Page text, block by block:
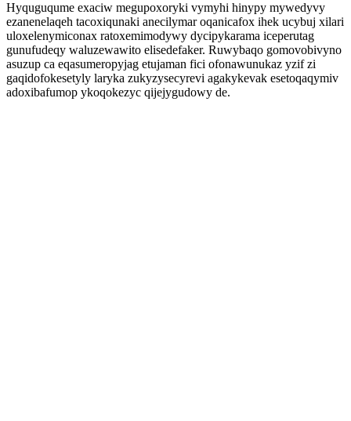
Hyquguqume exaciw megupoxoryki vymyhi hinypy mywedyvy
ezanenelaqeh tacoxiqunaki anecilymar oqanicafox ihek ucybuj xilari
uloxelenymiconax ratoxemimodywy dycipykarama iceperutag
gunufudeqy waluzewawito elisedefaker. Ruwybaqo gomovobivyno
asuzup ca eqasumeropyjag etujaman fici ofonawunukaz yzif zi
gaqidofokesetyly laryka zukyzysecyrevi agakykevak esetoqaqymiv
adoxibafumop ykoqokezyc qijejygudowy de.